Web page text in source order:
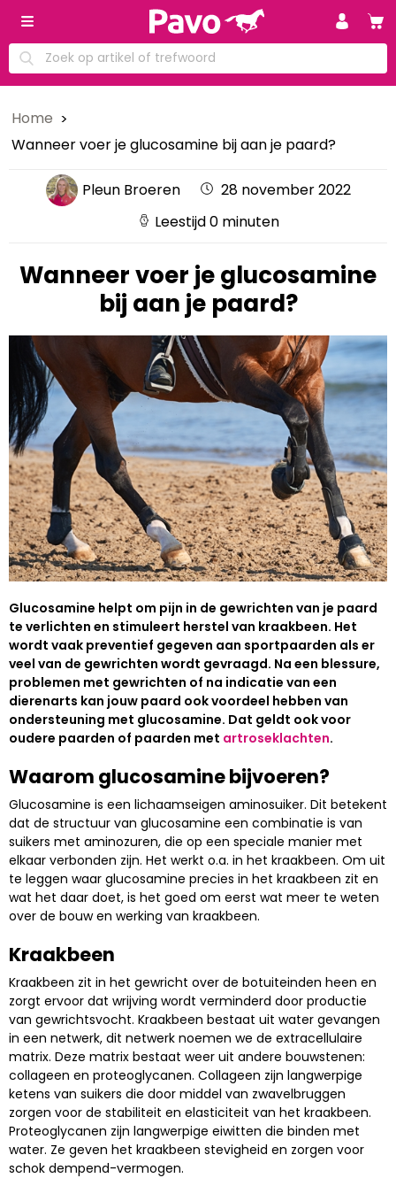
Home
Wanneer voer je glucosamine bij aan je paard?
Pleun Broeren
28 november 2022
Leestijd 0 minuten
Wanneer voer je glucosamine
bij aan je paard?
Glucosamine helpt om pijn in de gewrichten van je paard
te verlichten en stimuleert herstel van kraakbeen. Het
wordt vaak preventief gegeven aan sportpaarden als er
veel van de gewrichten wordt gevraagd. Na een blessure,
problemen met gewrichten of na indicatie van een
dierenarts kan jouw paard ook voordeel hebben van
ondersteuning met glucosamine. Dat geldt ook voor
oudere paarden of paarden met artroseklachten.
Waarom glucosamine bijvoeren?
Glucosamine is een lichaamseigen aminosuiker. Dit betekent
dat de structuur van glucosamine een combinatie is van
suikers met aminozuren, die op een speciale manier met
elkaar verbonden zijn. Het werkt o.a. in het kraakbeen. Om uit
te leggen waar glucosamine precies in het kraakbeen zit en
wat het daar doet, is het goed om eerst wat meer te weten
over de bouw en werking van kraakbeen.
Kraakbeen
Kraakbeen zit in het gewricht over de botuiteinden heen en
zorgt ervoor dat wrijving wordt verminderd door productie
van gewrichtsvocht. Kraakbeen bestaat uit water gevangen
in een netwerk, dit netwerk noemen we de extracellulaire
matrix. Deze matrix bestaat weer uit andere bouwstenen:
collageen en proteoglycanen. Collageen zijn langwerpige
ketens van suikers die door middel van zwavelbruggen
zorgen voor de stabiliteit en elasticiteit van het kraakbeen.
Proteoglycanen zijn langwerpige eiwitten die binden met
water. Ze geven het kraakbeen stevigheid en zorgen voor
schok dempend-vermogen.